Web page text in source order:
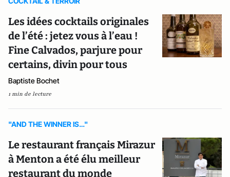
Les idées cocktails originales
de l’été : jetez vous à l’eau !
Fine Calvados, parjure pour
certains, divin pour tous
Baptiste Bochet
1 min de lecture
"AND THE WINNER IS…"
Le restaurant français Mirazur
à Menton a été élu meilleur
restaurant du monde